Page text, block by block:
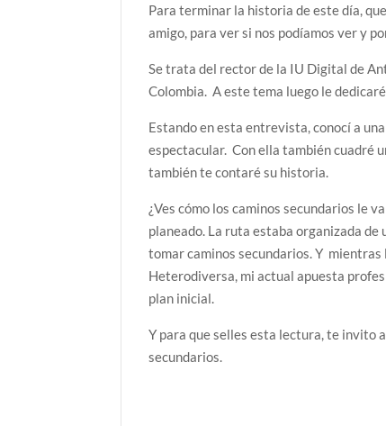
Para terminar la historia de este día,
amigo, para ver si nos podíamos ver y
Se trata del rector de la IU Digital de
Colombia. A este tema luego le
Estando en esta entrevista, conocí a
espectacular. Con ella también cuadré
también te contaré su historia.
¿Ves cómo los caminos secundarios le
planeado. La ruta estaba organizada
tomar caminos secundarios. Y
Heterodiversa, mi actual apuesta
plan inicial.
Y para que selles esta lectura, te invito
secundarios.